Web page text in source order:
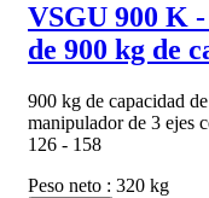
VSGU 900 K
de 900 kg de
900 kg de capacidad
manipulador de 3 ejes
126 - 158
Peso neto : 320 kg